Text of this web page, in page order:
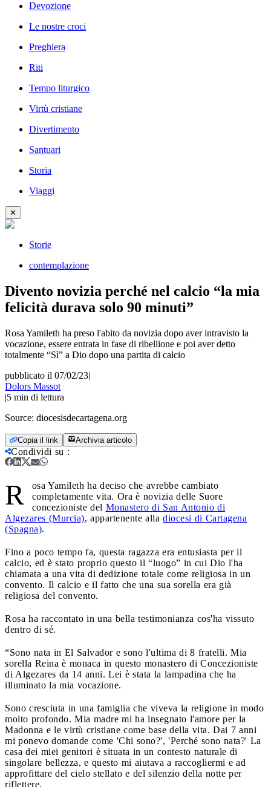
Devozione
Le nostre croci
Preghiera
Riti
Tempo liturgico
Virtù cristiane
Divertimento
Santuari
Storia
Viaggi
✕
Storie
contemplazione
Divento novizia perché nel calcio “la mia
felicità durava solo 90 minuti”
Rosa Yamileth ha preso l'abito da novizia dopo aver intravisto la
vocazione, essere entrata in fase di ribellione e poi aver detto
totalmente “Sì” a Dio dopo una partita di calcio
pubblicato il 07/02/23|
Dolors Massot
|5 min di lettura
Source: diocesisdecartagena.org
Copia il link Archivia articolo
Condividi su :
R
osa Yamileth ha deciso che avrebbe cambiato
completamente vita. Ora è novizia delle Suore
concezioniste del Monastero di San Antonio di
Algezares (Murcia), appartenente alla diocesi di Cartagena
(Spagna).
Fino a poco tempo fa, questa ragazza era entusiasta per il
calcio, ed è stato proprio questo il “luogo” in cui Dio l'ha
chiamata a una vita di dedizione totale come religiosa in un
convento. Il calcio e il fatto che una sua sorella era già
religiosa del convento.
Rosa ha raccontato in una bella testimonianza cos'ha vissuto
dentro di sé.
“Sono nata in El Salvador e sono l'ultima di 8 fratelli. Mia
sorella Reina è monaca in questo monastero di Concezioniste
di Algezares da 14 anni. Lei è stata la lampadina che ha
illuminato la mia vocazione.
Sono cresciuta in una famiglia che viveva la religione in modo
molto profondo. Mia madre mi ha insegnato l'amore per la
Madonna e le virtù cristiane come base della vita. Dai 7 anni
mi ponevo domande come 'Chi sono?', 'Perché sono nata?' La
casa dei miei genitori è situata in un contesto naturale di
singolare bellezza, e questo mi aiutava a raccogliermi e ad
approfittare del cielo stellato e del silenzio della notte per
riflettere.